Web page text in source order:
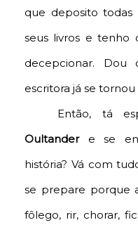
que deposito todas
seus livros e tenho
decepcionar.
escritora já se
Então, tá
Oultandere se
história? Vá com
se prepare porque
fôlego, rir, chorar,